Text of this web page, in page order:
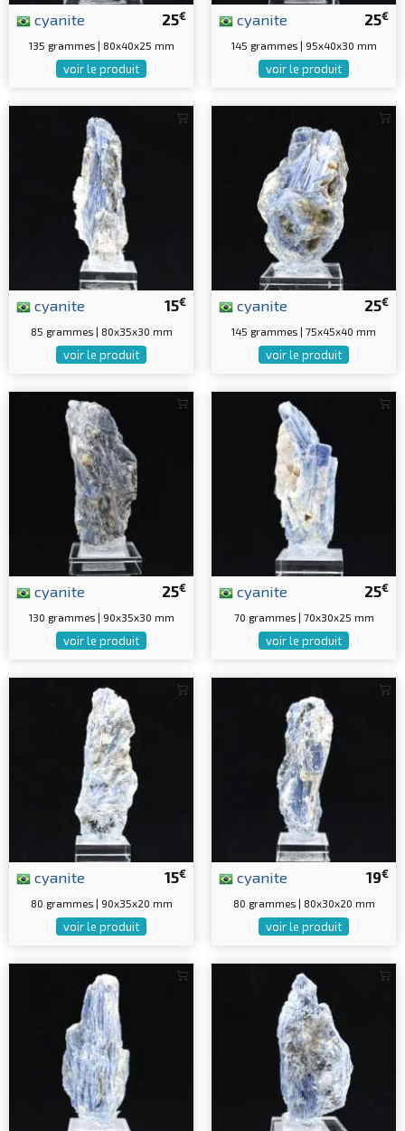
25€
cyanite
135 grammes | 80x40x25 mm
voir le produit
25€
cyanite
145 grammes | 95x40x30 mm
voir le produit
15€
cyanite
85 grammes | 80x35x30 mm
voir le produit
25€
cyanite
145 grammes | 75x45x40 mm
voir le produit
25€
cyanite
130 grammes | 90x35x30 mm
voir le produit
25€
cyanite
70 grammes | 70x30x25 mm
voir le produit
15€
cyanite
80 grammes | 90x35x20 mm
voir le produit
19€
cyanite
80 grammes | 80x30x20 mm
voir le produit